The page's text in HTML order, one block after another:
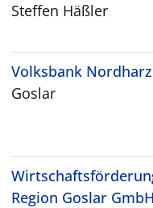
Steffen Häßler
Volksbank Nordharz
Goslar
Region Goslar